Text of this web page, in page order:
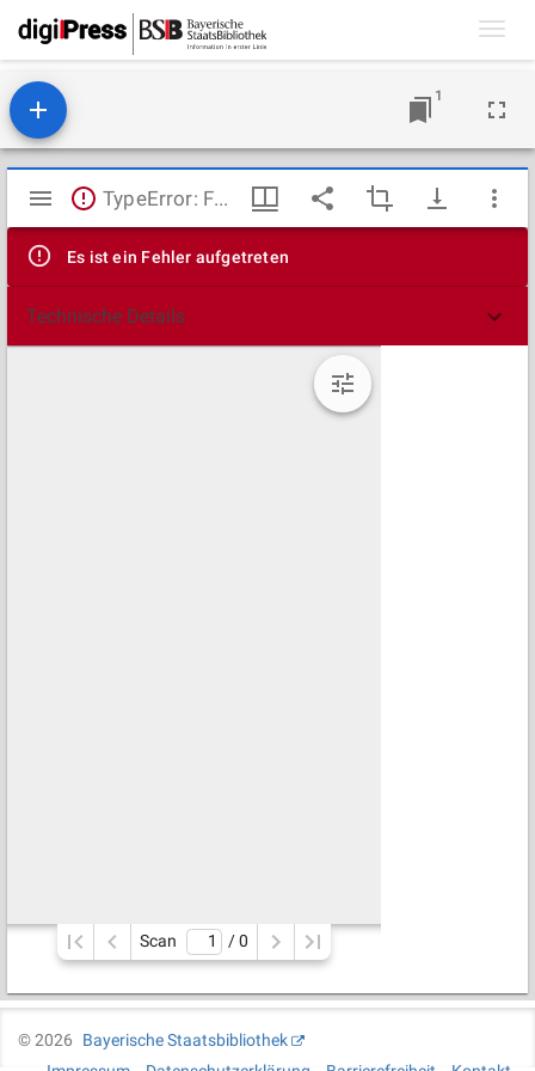
1
Mirador
Viewer
TypeError: Failed to fetch
Es ist ein Fehler aufgetreten
Technische Details
Scan / 0
©2026
Bayerische Staatsbibliothek